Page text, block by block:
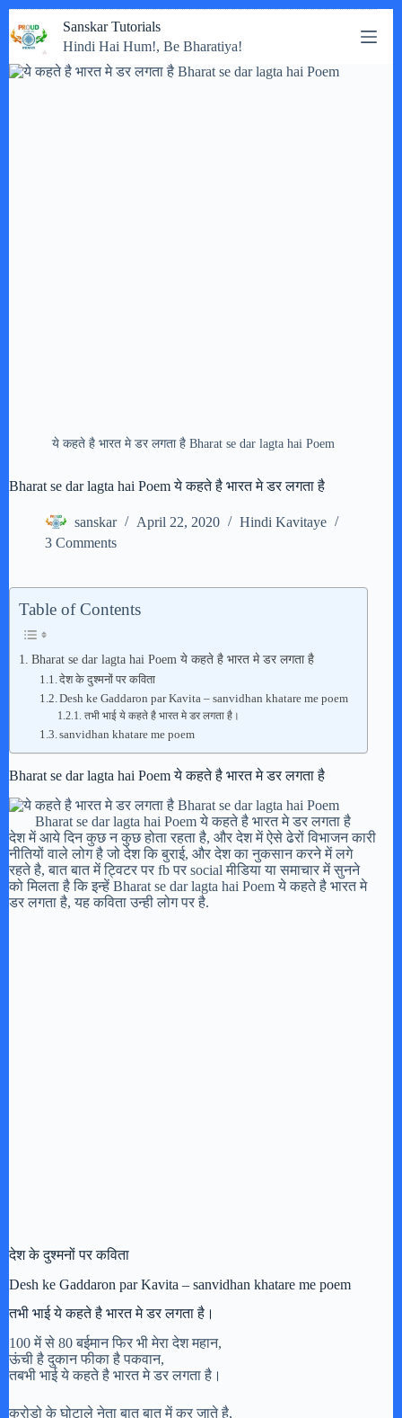
to
content
Sanskar Tutorials
Hindi Hai Hum!, Be Bharatiya!
ये कहते है भारत मे डर लगता है Bharat se dar lagta hai Poem
Bharat se dar lagta hai Poem ये कहते है भारत मे डर लगता है
sanskar April 22, 2020
Hindi Kavitaye
3 Comments
Table of Contents
Bharat se dar lagta hai Poem ये कहते है भारत मे डर लगता है
देश के दुश्मनों पर कविता
Desh ke Gaddaron par Kavita – sanvidhan khatare me poem
तभी भाई ये कहते है भारत मे डर लगता है।
sanvidhan khatare me poem
Bharat se dar lagta hai Poem ये कहते है भारत मे डर लगता है
Bharat se dar lagta hai Poem ये कहते है भारत मे डर लगता है
देश में आये दिन कुछ न कुछ होता रहता है, और देश में ऐसे ढेरों विभाजन कारी
नीतियों वाले लोग है जो देश कि बुराई, और देश का नुकसान करने में लगे
रहते है, बात बात में ट्विटर पर fb पर social मीडिया या समाचार में सुनने
को मिलता है कि इन्हें Bharat se dar lagta hai Poem ये कहते है भारत मे
डर लगता है, यह कविता उन्ही लोग पर है.
देश के दुश्मनों पर कविता
Desh ke Gaddaron par Kavita – sanvidhan khatare me poem
तभी भाई ये कहते है भारत मे डर लगता है।
100 में से 80 बईमान फिर भी मेरा देश महान,
ऊंची है दुकान फीका है पकवान,
तबभी भाई ये कहते है भारत मे डर लगता है।
करोड़ो के घोटाले नेता बात बात में कर जाते है,